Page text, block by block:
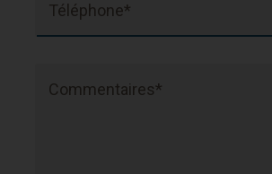
Téléphone*
Commentaires*